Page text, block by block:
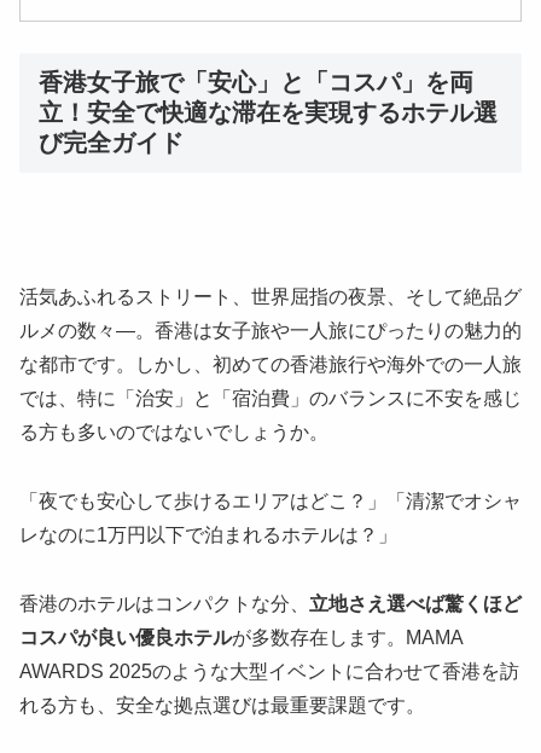
香港女子旅で「安心」と「コスパ」を両
立！安全で快適な滞在を実現するホテル選
び完全ガイド
活気あふれるストリート、世界屈指の夜景、そして絶品グ
ルメの数々―。香港は女子旅や一人旅にぴったりの魅力的
な都市です。しかし、初めての香港旅行や海外での一人旅
では、特に「治安」と「宿泊費」のバランスに不安を感じ
る方も多いのではないでしょうか。
「夜でも安心して歩けるエリアはどこ？」「清潔でオシャ
レなのに1万円以下で泊まれるホテルは？」
香港のホテルはコンパクトな分、 立地さえ選べば驚くほど
コスパが良い優良ホテルが多数存在します。MAMA
AWARDS 2025のような大型イベントに合わせて香港を訪
れる方も、安全な拠点選びは最重要課題です。